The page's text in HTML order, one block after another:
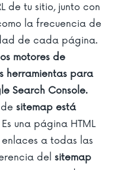
de tu sitio, junto con
la frecuencia de
de cada página.
motores de
herramientas para
Search Console.
sitemap está
Es una página HTML
a todas las
del sitemap